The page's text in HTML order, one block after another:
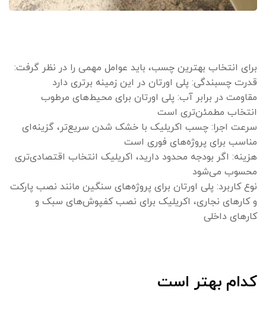
برای انتخاب بهترین چسب، باید عوامل مهمی را در نظر گرفت:
قدرت چسبندگی: پلی اورتان در این زمینه برتری دارد
مقاومت در برابر آب: پلی اورتان برای محیط‌های مرطوب
انتخاب مطمئن‌تری است
سرعت اجرا: چسب اکریلیک با خشک شدن سریع‌تر، گزینه‌ای
مناسب برای پروژه‌های فوری است
هزینه: اگر بودجه محدود دارید، اکریلیک انتخاب اقتصادی‌تری
محسوب می‌شود
نوع کاربرد: پلی اورتان برای پروژه‌های سنگین مانند نصب پارکت
و کارهای نجاری، اکریلیک برای نصب کفپوش‌های سبک و
کارهای داخلی
کدام بهتر است